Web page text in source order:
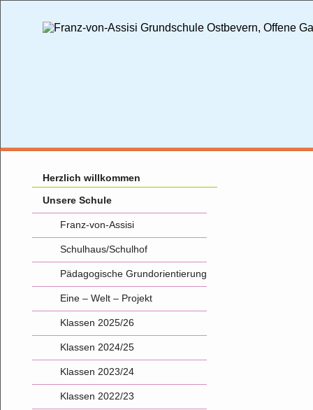
Herzlich willkommen
Unsere Schule
Franz-von-Assisi
Schulhaus/Schulhof
Pädagogische Grundorientierung
Eine – Welt – Projekt
Klassen 2025/26
Klassen 2024/25
Klassen 2023/24
Klassen 2022/23